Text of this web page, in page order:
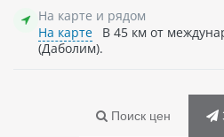
На карте и рядом
На карте
В 45 км от
(Даболим).
Поиск цен